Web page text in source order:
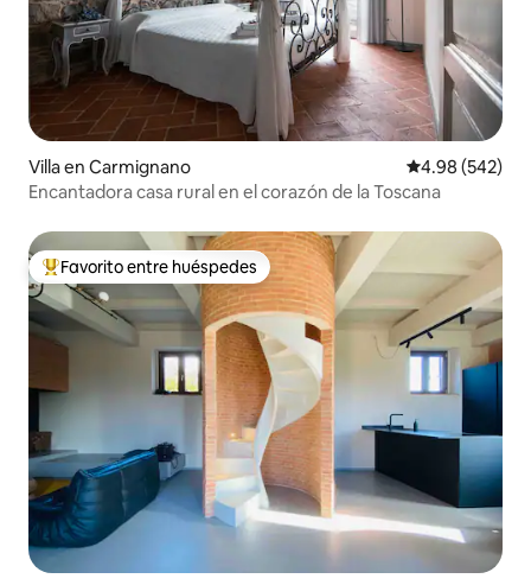
Villa en Carmignano Calificación
4.98 (542)
Encantadora casa rural en el corazón de la Toscana
Favorito entre huéspedes preferido
Favorito entre huéspedes